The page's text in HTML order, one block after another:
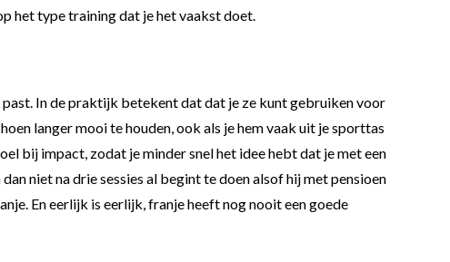
het type training dat je het vaakst doet.
past. In de praktijk betekent dat dat je ze kunt gebruiken voor
langer mooi te houden, ook als je hem vaak uit je sporttas
bij impact, zodat je minder snel het idee hebt dat je met een
niet na drie sessies al begint te doen alsof hij met pensioen
En eerlijk is eerlijk, franje heeft nog nooit een goede